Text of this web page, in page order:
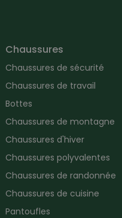
Chaussures
Chaussures de sécurité
Chaussures de travail
Bottes
Chaussures de montagne
Chaussures d'hiver
Chaussures polyvalentes
Chaussures de randonnée
Chaussures de cuisine
Pantoufles